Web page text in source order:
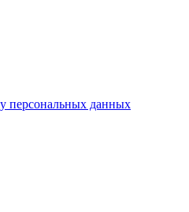
персональных данных